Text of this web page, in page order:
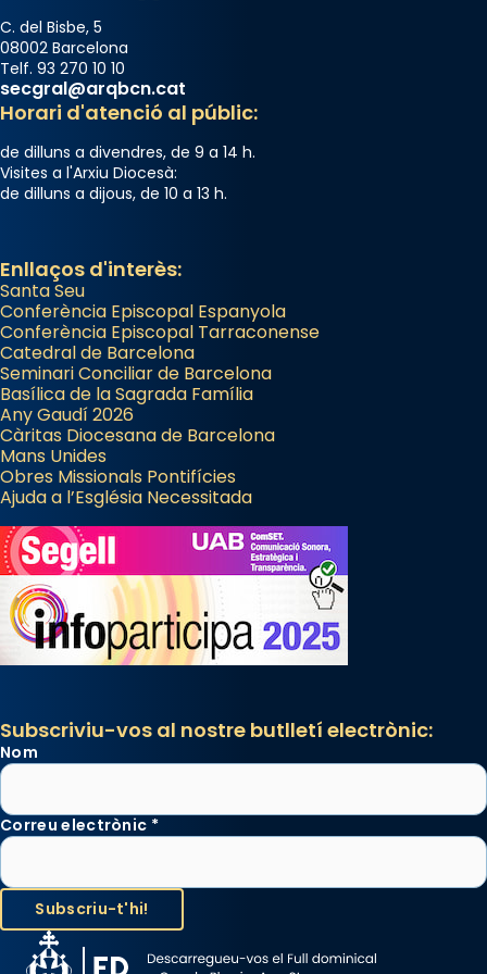
C. del Bisbe, 5
08002 Barcelona
Telf. 93 270 10 10
secgral@arqbcn.cat
Horari d'atenció al públic:
de dilluns a divendres, de 9 a 14 h.
Visites a l'Arxiu Diocesà:
de dilluns a dijous, de 10 a 13 h.
Enllaços d'interès:
Santa Seu
Conferència Episcopal Espanyola
Conferència Episcopal Tarraconense
Catedral de Barcelona
Seminari Conciliar de Barcelona
Basílica de la Sagrada Família
Any Gaudí 2026
Càritas Diocesana de Barcelona
Mans Unides
Obres Missionals Pontifícies
Ajuda a l’Església Necessitada
Subscriviu-vos al nostre butlletí electrònic:
Nom
Correu electrònic *